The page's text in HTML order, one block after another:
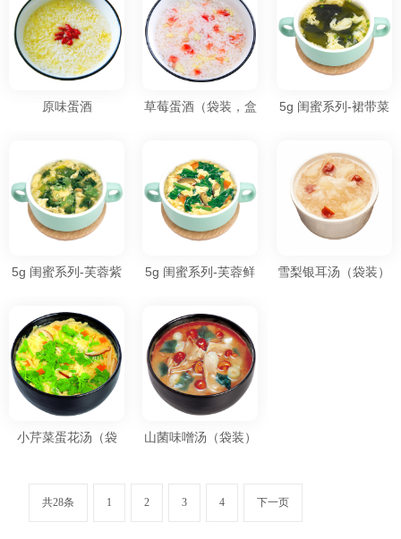
原味蛋酒 草莓蛋酒（袋装，盒 5g 闺蜜系列-裙带菜
5g 闺蜜系列-芙蓉紫 5g 闺蜜系列-芙蓉鲜 雪梨银耳汤（袋装）
小芹菜蛋花汤（袋 山菌味噌汤（袋装）
共28条 1 2 3 4 下一页